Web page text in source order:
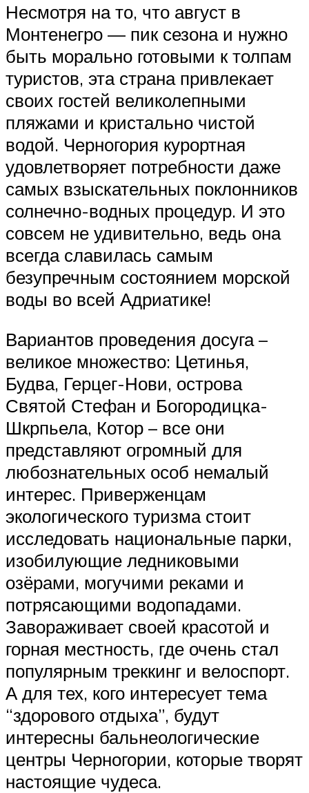
Несмотря на то, что август в
Монтенегро — пик сезона и нужно
быть морально готовыми к толпам
туристов, эта страна привлекает
своих гостей великолепными
пляжами и кристально чистой
водой. Черногория курортная
удовлетворяет потребности даже
самых взыскательных поклонников
солнечно-водных процедур. И это
совсем не удивительно, ведь она
всегда славилась самым
безупречным состоянием морской
воды во всей Адриатике!
Вариантов проведения досуга –
великое множество: Цетинья,
Будва, Герцег-Нови, острова
Святой Стефан и Богородицка-
Шкрпьела, Котор – все они
представляют огромный для
любознательных особ немалый
интерес. Приверженцам
экологического туризма стоит
исследовать национальные парки,
изобилующие ледниковыми
озёрами, могучими реками и
потрясающими водопадами.
Завораживает своей красотой и
горная местность, где очень стал
популярным треккинг и велоспорт.
А для тех, кого интересует тема
“здорового отдыха”, будут
интересны бальнеологические
центры Черногории, которые творят
настоящие чудеса.